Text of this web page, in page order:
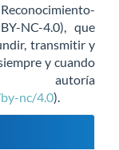
NC-4.0), que
transmitir y
y cuando
nc/4.0).